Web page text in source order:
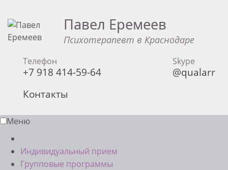
Павел Еремеев
Психотерапевт в Краснодаре
Телефон
+7 918 414-59-64
Skype
@qualarr
Контакты
Меню
Индивидуальный прием
Групповые программы